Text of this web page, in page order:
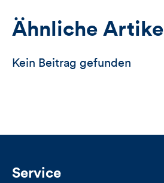
Ähnliche Artikel
Kein Beitrag gefunden
Service